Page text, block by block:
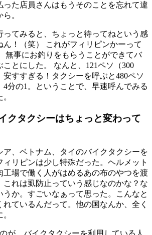
った店員さんはもうそのことを忘れて違
。
ってみると、ちょっと待ってねという感
ん！（笑） これがフィリピンかーって
無事にお釣りをもらうことができてバ
とにした。 なんと、121ペソ（300
安すすぎる！タクシーを呼ぶと480ペソ
4分の1。ということで、早速呼んでみる
クタクシーはちょっと変わって
ア、ベトナム、タイのバイクタクシーを
リピンは少し特殊だった。ヘルメット
工場で働く人がはめるあの布のやつを渡
これは虱防止っていう感じなのかな？な
うか。すごいなぁって思った。こんなと
れているんだって。他の国なんか、全く